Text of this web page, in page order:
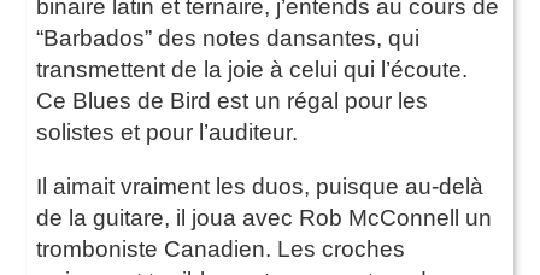
binaire latin et ternaire, j’entends au cours de
“Barbados” des notes dansantes, qui
transmettent de la joie à celui qui l’écoute.
Ce Blues de Bird est un régal pour les
solistes et pour l’auditeur.
Il aimait vraiment les duos, puisque au-delà
de la guitare, il joua avec Rob McConnell un
tromboniste Canadien. Les croches